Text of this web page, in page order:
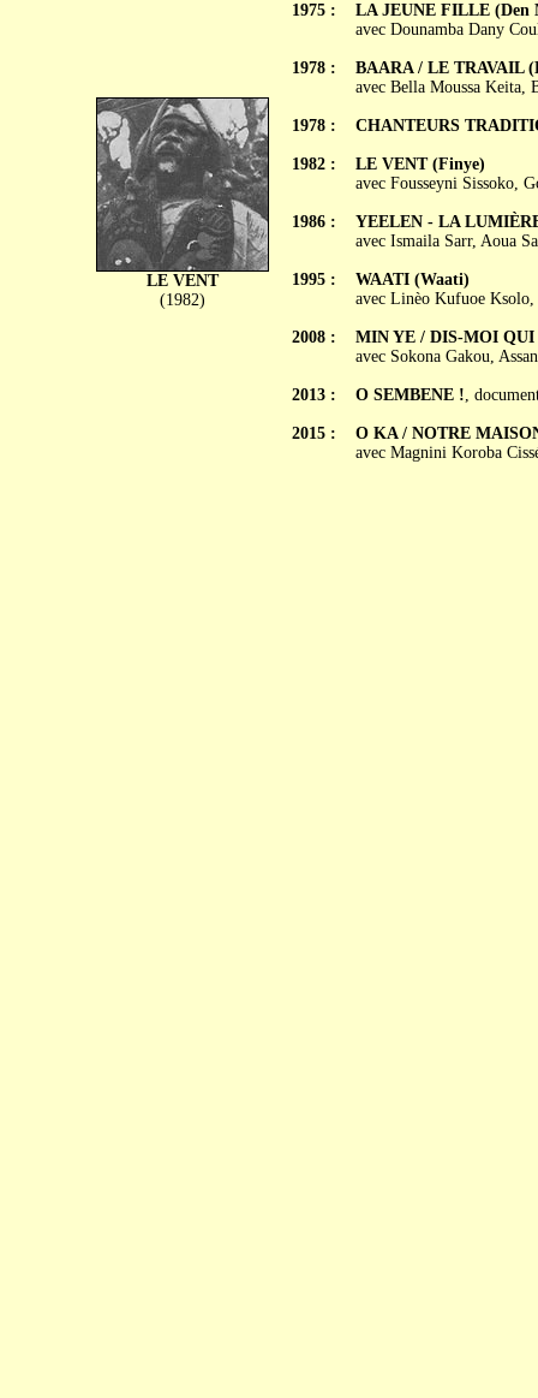
LE VENT
(1982)
1975 :
1978 :
1978 :
1982 :
1986 :
1995 :
2008 :
2013 :
2015 :
LA JEUNE FILLE (Den
avec Dounamba Dany
BAARA / LE TRAVAIL
avec Bella Moussa Keita,
CHANTEURS
LE VENT (Finye)
avec Fousseyni Sissoko,
YEELEN - LA
avec Ismaila Sarr, Aoua
WAATI (Waati)
avec Linèo Kufuoe
MIN YE / DIS-MOI QUI
avec Sokona Gakou,
O SEMBENE !,
O KA / NOTRE
avec Magnini Koroba